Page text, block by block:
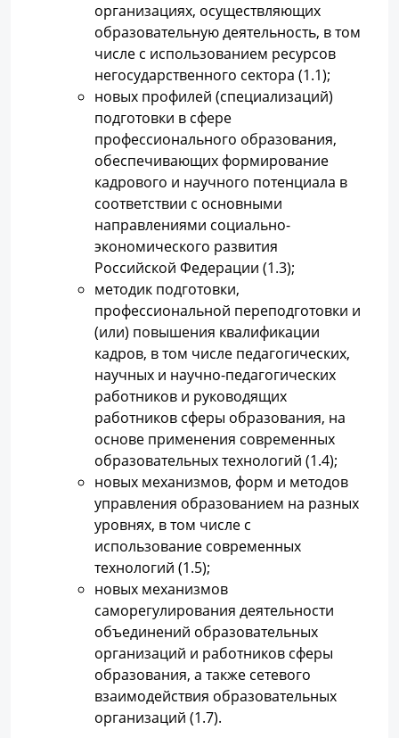
организациях, осуществляющих
образовательную деятельность, в том
числе с использованием ресурсов
негосударственного сектора (1.1);
новых профилей (специализаций)
подготовки в сфере
профессионального образования,
обеспечивающих формирование
кадрового и научного потенциала в
соответствии с основными
направлениями социально-
экономического развития
Российской Федерации (1.3);
методик подготовки,
профессиональной переподготовки и
(или) повышения квалификации
кадров, в том числе педагогических,
научных и научно-педагогических
работников и руководящих
работников сферы образования, на
основе применения современных
образовательных технологий (1.4);
новых механизмов, форм и методов
управления образованием на разных
уровнях, в том числе с
использование современных
технологий (1.5);
новых механизмов
саморегулирования деятельности
объединений образовательных
организаций и работников сферы
образования, а также сетевого
взаимодействия образовательных
организаций (1.7).